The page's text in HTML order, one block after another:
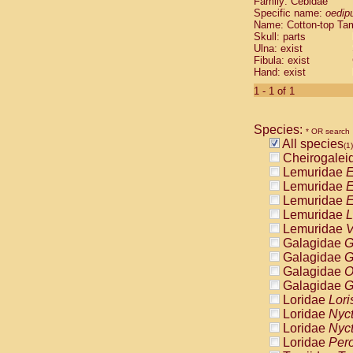
Cebidae
Cebidae
Cebidae
Cebidae
Cebidae
Cebidae
Cebidae
Cebidae
Cebidae
Cebidae
Cebidae
Cebidae
Atelidae
Atelidae
Atelidae
Atelidae
Atelidae
Atelidae
Atelidae
Atelidae
Atelidae
Atelidae
Pitheciidae
Specific name:
Name: Cotton-top
Skull: parts
Ulna: exist
Fibula: exist
Hand: exist
1 - 1 of 1
Species: * OR search
All species(1)
Lemuridae
Lemuridae
Lemuridae
Lemuridae
Lemuridae
Galagidae
Galagidae
Galagidae
Galagidae
Loridae
Loridae
Loridae
Loridae